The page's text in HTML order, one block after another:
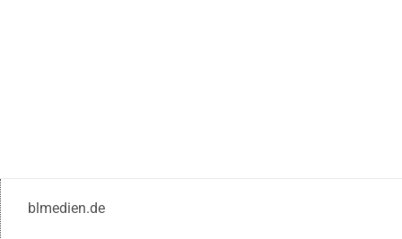
blmedien.de